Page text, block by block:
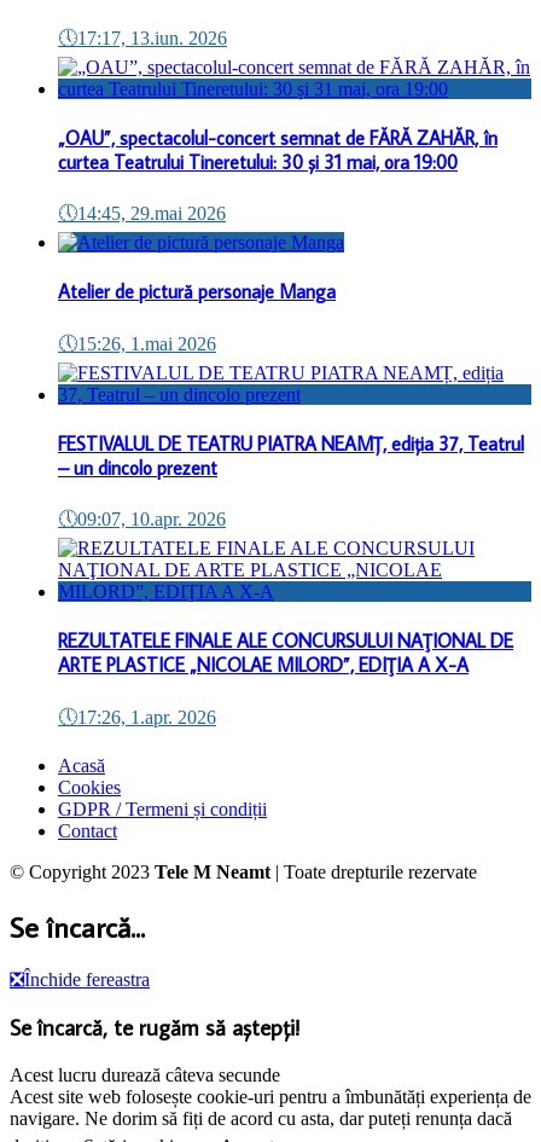
🕔17:17, 13.iun. 2026
„OAU”, spectacolul-concert semnat de FĂRĂ ZAHĂR, în
curtea Teatrului Tineretului: 30 și 31 mai, ora 19:00
🕔14:45, 29.mai 2026
Atelier de pictură personaje Manga
🕔15:26, 1.mai 2026
FESTIVALUL DE TEATRU PIATRA NEAMȚ, ediția 37, Teatrul
– un dincolo prezent
🕔09:07, 10.apr. 2026
REZULTATELE FINALE ALE CONCURSULUI NAŢIONAL DE
ARTE PLASTICE „NICOLAE MILORD”, EDIŢIA A X-A
🕔17:26, 1.apr. 2026
Acasă
Cookies
GDPR / Termeni și condiții
Contact
© Copyright 2023 Tele M Neamt | Toate drepturile rezervate
Se încarcă...
❎Închide fereastra
Se încarcă, te rugăm să aștepți!
Acest lucru durează câteva secunde
Acest site web folosește cookie-uri pentru a îmbunătăți experiența de
navigare. Ne dorim să fiți de acord cu asta, dar puteți renunța dacă